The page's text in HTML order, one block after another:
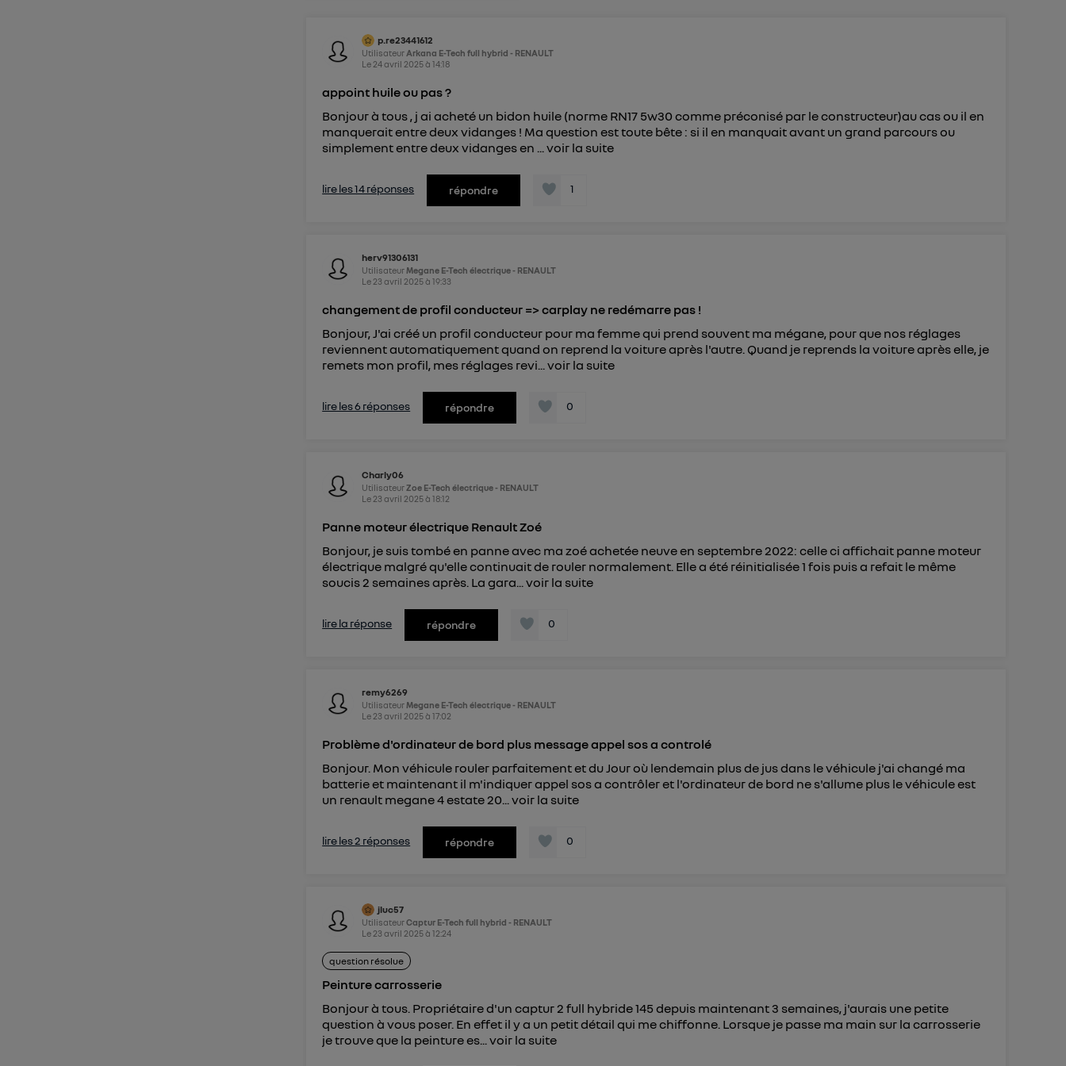
p.re23441612
Utilisateur Arkana E-Tech full hybrid - RENAULT
Le 24 avril 2025à14:18
appoint huile ou pas ?
Bonjour à tous , j ai acheté un bidon huile (norme RN17 5w30 comme préconisé par le constructeur)au cas ou il en
manquerait entre deux vidanges ! Ma question est toute bête : si il en manquait avant un grand parcours ou
simplement entre deux vidanges en ...voir la suite
lire les 14 réponses répondre 1
herv91306131
Utilisateur Megane E-Tech électrique - RENAULT
Le 23 avril 2025à19:33
changement de profil conducteur => carplay ne redémarre pas !
Bonjour, J'ai créé un profil conducteur pour ma femme qui prend souvent ma mégane, pour que nos réglages
reviennent automatiquement quand on reprend la voiture après l'autre. Quand je reprends la voiture après elle, je
remets mon profil, mes réglages revi...voir la suite
lire les 6 réponses répondre 0
Charly06
UtilisateurZoe E-Tech électrique - RENAULT
Le 23 avril 2025à18:12
Panne moteur électrique Renault Zoé
Bonjour, je suis tombé en panne avec ma zoé achetée neuve en septembre 2022: celle ci affichait panne moteur
électrique malgré qu'elle continuait de rouler normalement. Elle a été réinitialisée 1 fois puis a refait le même
soucis 2 semaines après. La gara...voir la suite
lire la réponse répondre 0
remy6269
Utilisateur Megane E-Tech électrique - RENAULT
Le 23 avril 2025à17:02
Problème d'ordinateur de bord plus message appel sos a controlé
Bonjour. Mon véhicule rouler parfaitement et du Jour où lendemain plus de jus dans le véhicule j'ai changé ma
batterie et maintenant il m'indiquer appel sos a contrôler et l'ordinateur de bord ne s'allume plus le véhicule est
un renault megane 4 estate 20...voir la suite
lire les 2 réponses répondre 0
jluc57
UtilisateurCaptur E-Tech full hybrid - RENAULT
Le 23 avril 2025à12:24
question résolue
Peinture carrosserie
Bonjour à tous. Propriétaire d'un captur 2 full hybride 145 depuis maintenant 3 semaines, j'aurais une petite
question à vous poser. En effet il y a un petit détail qui me chiffonne. Lorsque je passe ma main sur la carrosserie
je trouve que la peinture es...voir la suite
d'informations, veuillez consulterla Politique d'information sur les données